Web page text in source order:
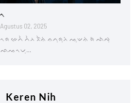
02, 2025
ᨌᨚᨑ ᨀᨙᨈᨛ ᨈᨛᨂ ᨅᨛᨊᨗ ᨊᨈᨘᨑᨘᨂᨗ ᨕᨘᨉᨊᨗ ᨑᨗ ᨒᨗᨄᨘ
ᨒᨕᨚᨆᨘ…
Keren Nih